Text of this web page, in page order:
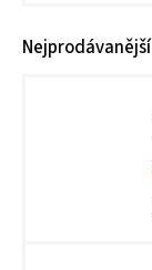
Nejprodávanější